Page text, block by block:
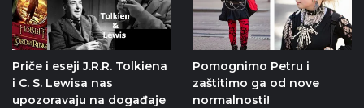
Priče i eseji J.R.R. Tolkiena
i C. S. Lewisa nas
upozoravaju na događaje
Pomognimo Petru i
zaštitimo ga od nove
normalnosti!